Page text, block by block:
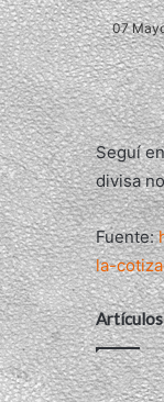
07
Seguí
divisa
Fuente:
la-